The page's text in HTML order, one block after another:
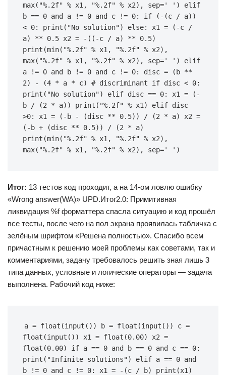
max("%.2f" % x1, "%.2f" % x2), sep=' ') elif
b == 0 and a != 0 and c != 0: if (-(c / a))
< 0: print("No solution") else: x1 = (-c /
a) ** 0.5 x2 = -((-c / a) ** 0.5)
print(min("%.2f" % x1, "%.2f" % x2),
max("%.2f" % x1, "%.2f" % x2), sep=' ') elif
a != 0 and b != 0 and c != 0: disc = (b **
2) - (4 * a * c) # discriminant if disc < 0:
print("No solution") elif disc == 0: x1 = (-
b / (2 * a)) print("%.2f" % x1) elif disc
>0: x1 = (-b - (disc ** 0.5)) / (2 * a) x2 =
(-b + (disc ** 0.5)) / (2 * a)
print(min("%.2f" % x1, "%.2f" % x2),
max("%.2f" % x1, "%.2f" % x2), sep=' ')
Итог: 13 тестов код проходит, а на 14-ом ловлю ошибку
«Wrong answer(WA)» UPD.Итог2.0: Примитивная
ликвидация %f форматтера спасла ситуацию и код прошёл
все тесты, после чего на пол экрана проявилась табличка с
зелёным шрифтом «Решена полностью». Спасибо всем
причастным к решению моей проблемы как советами, так и
комментариями, задачу требовалось решить зная лишь 3
типа данных, условные и логические операторы — задача
выполнена. Рабочий код ниже:
a = float(input()) b = float(input()) c =
float(input()) x1 = float(0.00) x2 =
float(0.00) if a == 0 and b == 0 and c == 0:
print("Infinite solutions") elif a == 0 and
b != 0 and c != 0: x1 = -(c / b) print(x1)